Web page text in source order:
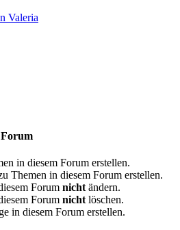
Valeria
Forum
in diesem Forum erstellen.
Themen in diesem Forum erstellen.
Forum nicht ändern.
Forum nicht löschen.
in diesem Forum erstellen.